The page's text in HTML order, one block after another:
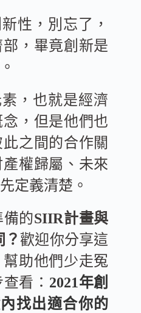
性，別忘了，
，畢竟創新是
，也就是經濟
，但是他們也
之間的合作關
權歸屬、未來
定義清楚。
的SIIR計畫與
歡迎你分享這
助他們少走冤
看： 2021年創
找出適合你的